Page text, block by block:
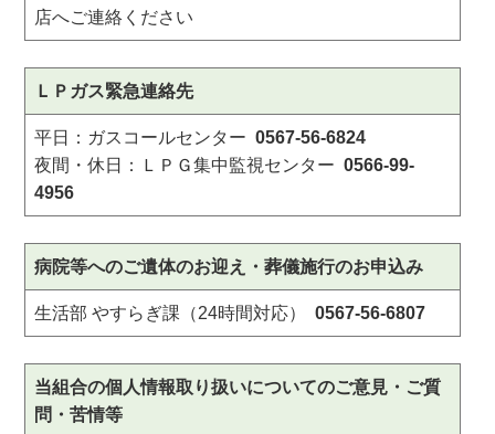
店へご連絡ください
ＬＰガス緊急連絡先
平日：ガスコールセンター0567-56-6824
夜間・休日：ＬＰＧ集中監視センター0566-99-
4956
病院等へのご遺体のお迎え・葬儀施行のお申込み
生活部 やすらぎ課（24時間対応）0567-56-6807
当組合の個人情報取り扱いについてのご意見・ご質
問・苦情等